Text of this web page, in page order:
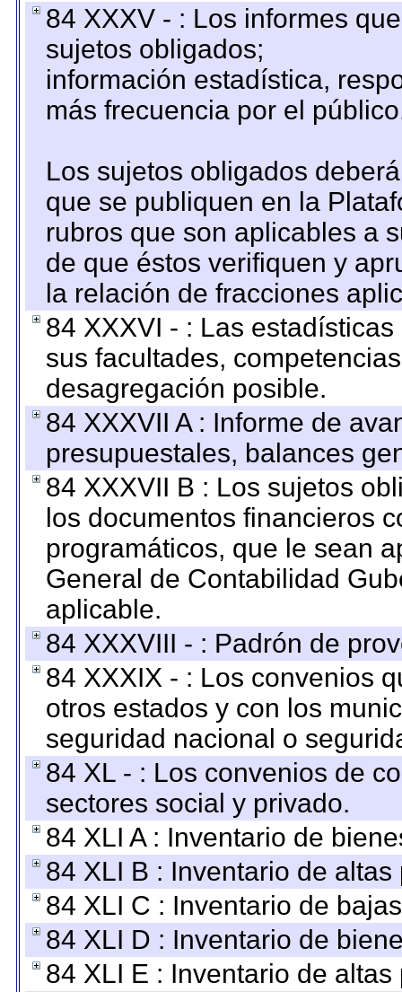
84 XXXV - : Los informes
sujetos obligados;
información estadística,
más frecuencia por el
Los sujetos obligados
que se publiquen en la
rubros que son aplicables a
de que éstos verifiquen y
la relación de fracciones
84 XXXVI - : Las
sus facultades,
desagregación posible.
84 XXXVII A : Informe de
presupuestales, balances
84 XXXVII B : Los sujetos
los documentos financieros
programáticos, que le sean
General de Contabilidad
aplicable.
84 XXXVIII - : Padrón de
84 XXXIX - : Los convenios
otros estados y con los
seguridad nacional o
84 XL - : Los convenios de
sectores social y privado.
84 XLI A : Inventario de
84 XLI B : Inventario de
84 XLI C : Inventario de
84 XLI D : Inventario de
84 XLI E : Inventario de